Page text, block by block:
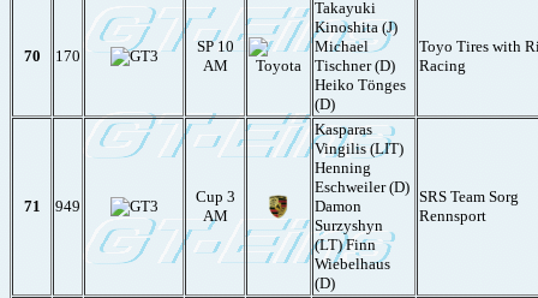
70 170
SP 10
AM
Takayuki
Kinoshita (J)
Michael
Tischner (D)
Heiko Tönges
(D)
Toyo Tires with
Racing
71 949
Cup 3
AM
Kasparas
Vingilis (LIT)
Henning
Eschweiler (D)
Damon
Surzyshyn
(LT) Finn
Wiebelhaus
(D)
SRS Team Sorg
Rennsport